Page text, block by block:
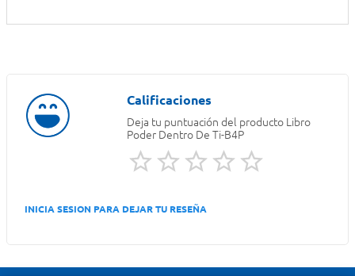
Deja tu puntuación del producto Libro
Poder Dentro De Ti-B4P
INICIA SESION PARA DEJAR TU RESEÑA